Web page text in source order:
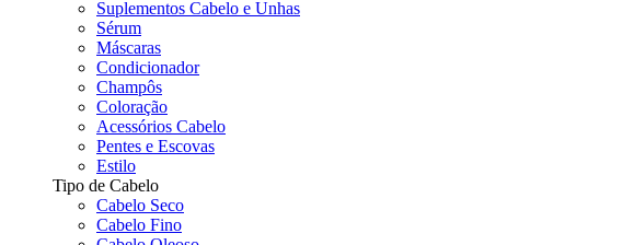
Suplementos Cabelo e Unhas
Sérum
Máscaras
Condicionador
Champôs
Coloração
Acessórios Cabelo
Pentes e Escovas
Estilo
Tipo de Cabelo
Cabelo Seco
Cabelo Fino